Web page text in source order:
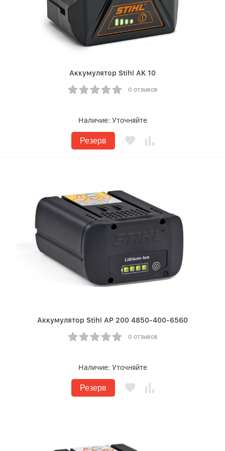
Аккумулятор Stihl AK 10
0 отзывов
Наличие: Уточняйте
Резерв
Аккумулятор Stihl AP 200 4850-400-6560
0 отзывов
Наличие: Уточняйте
Резерв